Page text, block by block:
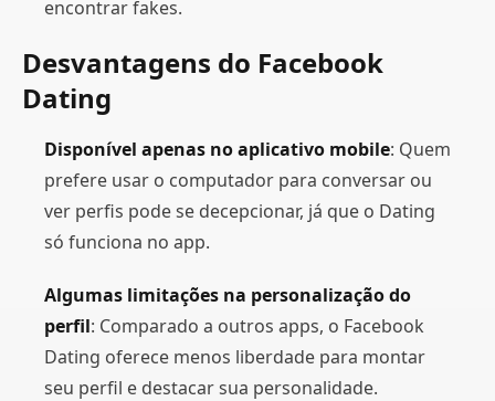
encontrar fakes.
Desvantagens do Facebook
Dating
Disponível apenas no aplicativo mobile: Quem
prefere usar o computador para conversar ou
ver perfis pode se decepcionar, já que o Dating
só funciona no app.
Algumas limitações na personalização do
perfil: Comparado a outros apps, o Facebook
Dating oferece menos liberdade para montar
seu perfil e destacar sua personalidade.